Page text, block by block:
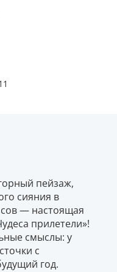
пейзаж,
сияния в
— настоящая
прилетели»!
смыслы: у
с
год.